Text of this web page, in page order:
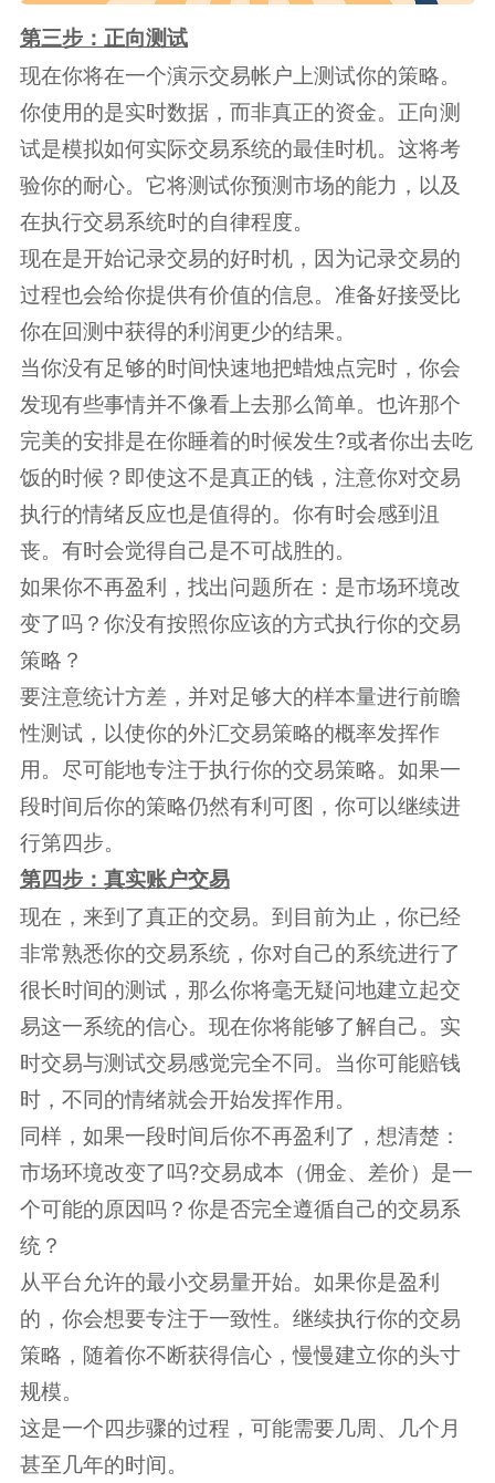
第三步：正向测试
现在你将在一个演示交易帐户上测试你的策略。
你使用的是实时数据，而非真正的资金。正向测
试是模拟如何实际交易系统的最佳时机。这将考
验你的耐心。它将测试你预测市场的能力，以及
在执行交易系统时的自律程度。
现在是开始记录交易的好时机，因为记录交易的
过程也会给你提供有价值的信息。准备好接受比
你在回测中获得的利润更少的结果。
当你没有足够的时间快速地把蜡烛点完时，你会
发现有些事情并不像看上去那么简单。也许那个
完美的安排是在你睡着的时候发生?或者你出去吃
饭的时候？即使这不是真正的钱，注意你对交易
执行的情绪反应也是值得的。你有时会感到沮
丧。有时会觉得自己是不可战胜的。
如果你不再盈利，找出问题所在：是市场环境改
变了吗？你没有按照你应该的方式执行你的交易
策略？
要注意统计方差，并对足够大的样本量进行前瞻
性测试，以使你的外汇交易策略的概率发挥作
用。尽可能地专注于执行你的交易策略。如果一
段时间后你的策略仍然有利可图，你可以继续进
行第四步。
第四步：真实账户交易
现在，来到了真正的交易。到目前为止，你已经
非常熟悉你的交易系统，你对自己的系统进行了
很长时间的测试，那么你将毫无疑问地建立起交
易这一系统的信心。现在你将能够了解自己。实
时交易与测试交易感觉完全不同。当你可能赔钱
时，不同的情绪就会开始发挥作用。
同样，如果一段时间后你不再盈利了，想清楚：
市场环境改变了吗?交易成本（佣金、差价）是一
个可能的原因吗？你是否完全遵循自己的交易系
统？
从平台允许的最小交易量开始。如果你是盈利
的，你会想要专注于一致性。继续执行你的交易
策略，随着你不断获得信心，慢慢建立你的头寸
规模。
这是一个四步骤的过程，可能需要几周、几个月
甚至几年的时间。